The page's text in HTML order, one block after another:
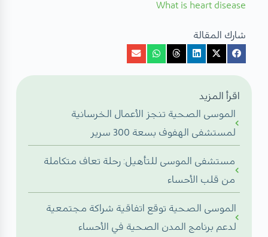
What is heart disease
شارك المقالة
اقرأ المزيد
الموسى الصحية تنجز الأعمال الخرسانية
لمستشفى الهفوف بسعة 300 سرير
مستشفى الموسى للتأهيل: رحلة تعاف متكاملة
من قلب الأحساء
الموسى الصحية توقع اتفاقية شراكة مجتمعية
لدعم برنامج المدن الصحية في الأحساء